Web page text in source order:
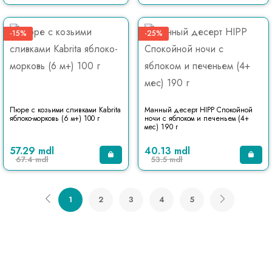
-15%
Пюре с козьими сливками Kabrita
яблоко-морковь (6 м+) 100 г
57.29 mdl
67.4 mdl
-25%
Манный десерт HIPP Спокойной
ночи с яблоком и печеньем (4+
мес) 190 г
40.13 mdl
53.5 mdl
1 2 3 4 5